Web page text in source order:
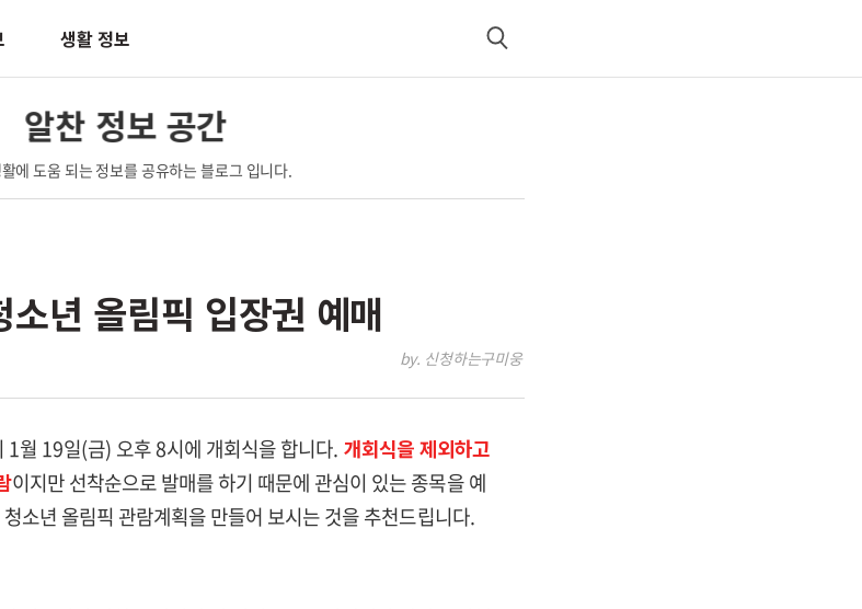
생활 정보
검
알찬 정보 공간
에 도움 되는 정보를 공유하는 블로그 입니다.
년 올림픽 입장권 예매
by. 신청하는구미웅
월 19일(금) 오후 8시에 개회식을 합니다. 개회식을 제외하고
이지만 선착순으로 발매를 하기 때문에 관심이 있는 종목을 예
소년 올림픽 관람계획을 만들어 보시는 것을 추천드립니다.